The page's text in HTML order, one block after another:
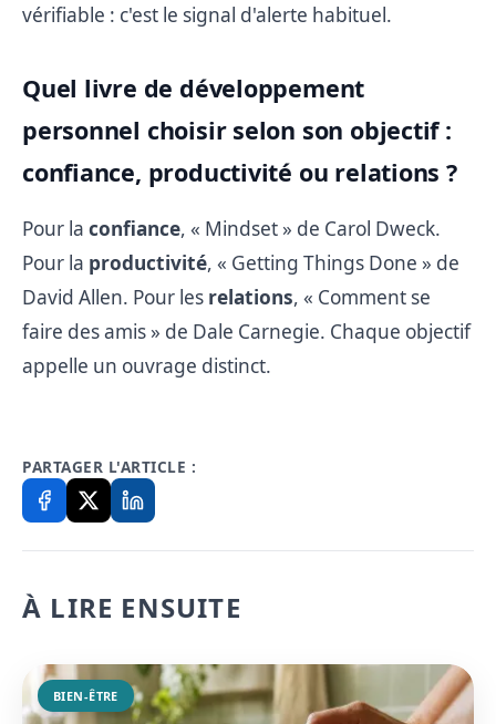
vérifiable : c'est le signal d'alerte habituel.
Quel livre de développement
personnel choisir selon son objectif :
confiance, productivité ou relations ?
Pour la confiance, « Mindset » de Carol Dweck.
Pour la productivité, « Getting Things Done » de
David Allen. Pour les relations, « Comment se
faire des amis » de Dale Carnegie. Chaque objectif
appelle un ouvrage distinct.
PARTAGER L'ARTICLE :
À LIRE ENSUITE
BIEN-ÊTRE